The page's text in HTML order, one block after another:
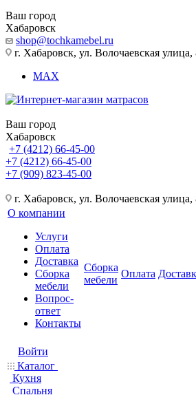
Ваш город
Хабаровск
shop@tochkamebel.ru
г. Хабаровск, ул. Волочаевская улица,
MAX
Ваш город
Хабаровск
+7 (4212) 66-45-00
+7 (4212) 66-45-00
+7 (909) 823-45-00
г. Хабаровск, ул. Волочаевская улица,
О компании
Услуги
Оплата
Доставка
Сборка
мебели
Вопрос-
ответ
Контакты
Сборка
мебели
Оплата
Войти
Каталог
Кухня
Спальня